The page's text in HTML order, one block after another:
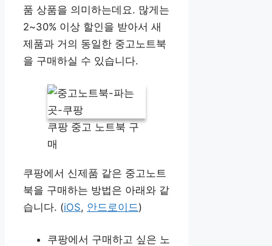
품 상품을 의미하는데요. 많게는
2~30% 이상 할인을 받아서 새
제품과 거의 동일한 중고노트북
을 구매하실 수 있습니다.
쿠팡 중고 노트북 구
매
쿠팡에서 신제품 같은 중고노트
북을 구매하는 방법은 아래와 같
습니다. (iOS, 안드로이드)
쿠팡에서 구매하고 싶은 노